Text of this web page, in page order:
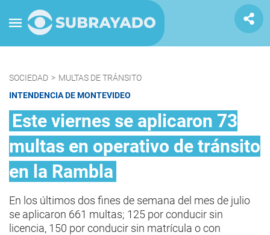
SOCIEDAD > MULTAS DE TRÁNSITO
INTENDENCIA DE MONTEVIDEO
Este viernes se aplicaron 73
multas en operativo de tránsito
en la Rambla
En los últimos dos fines de semana del mes de julio
se aplicaron 661 multas; 125 por conducir sin
licencia, 150 por conducir sin matrícula o con